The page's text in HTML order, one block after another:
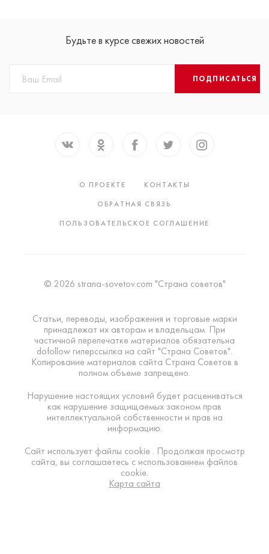
Будьте в курсе свежих новостей
ПОДПИСАТЬСЯ
О ПРОЕКТЕ
КОНТАКТЫ
ОБРАТНАЯ СВЯЗЬ
ПОЛЬЗОВАТЕЛЬСКОЕ СОГЛАШЕНИЕ
© 2026 strana-sovetov.com "Страна советов"
Статьи, переводы, изображения и торговые марки
принадлежат их авторам и владельцам. При
частичной перепечатке материалов обязательна
dofollow гиперссылка на сайт "Страна Советов".
Копирование материалов сайта Страна Советов в
полном объеме запрещено.
Нарушение настоящих условий будет расцениваться
как нарушение защищаемых законом прав
интеллектуальной собственности и прав на
информацию.
Сайт использует файлы cookie . Продолжая просмотр
сайта, вы соглашаетесь с использованием файлов
cookie.
Карта сайта